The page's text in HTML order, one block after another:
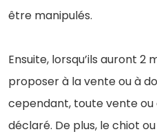
être manipulés.
Ensuite, lorsqu’ils auront 2
proposer à la vente ou à
cependant, toute vente ou
déclaré. De plus, le chiot